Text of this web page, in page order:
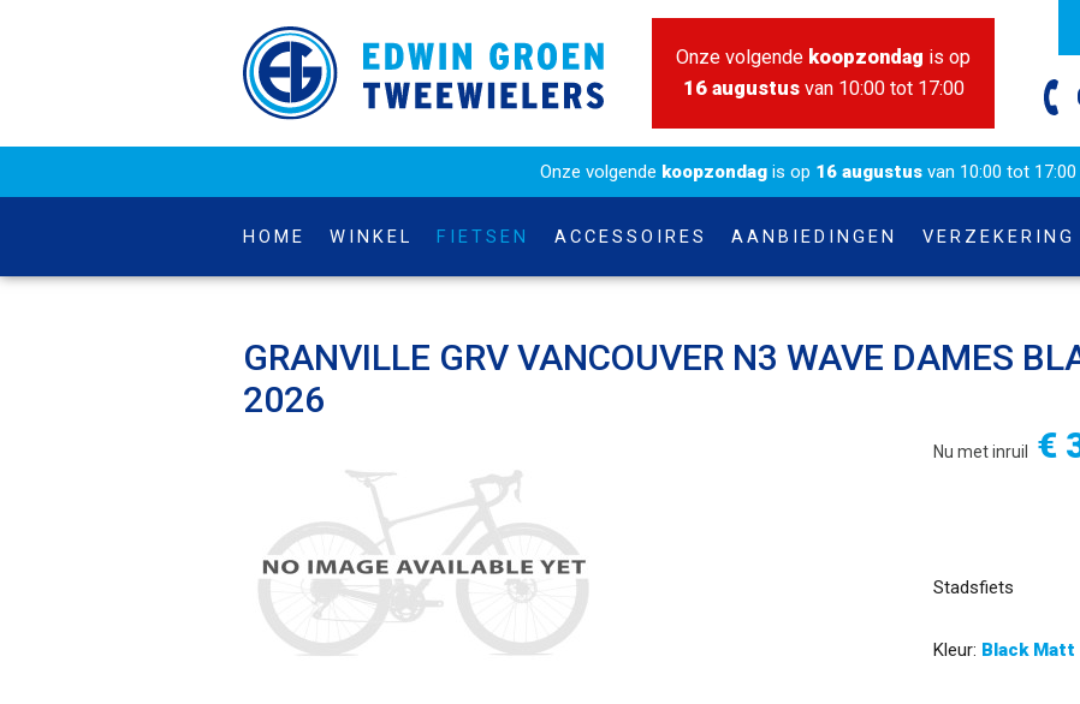
Onze volgende koopzondag is op
16 augustusvan 10:00 tot 17:00
Onze volgende koopzondag is op 16 augustus van 10:00 tot 17:00
HOME WINKEL FIETSEN ACCESSOIRES AANBIEDINGEN VERZEKERING
GRANVILLE GRV VANCOUVER N3 WAVE DAMES
2026
Nu met inruil €
Stadsfiets
Kleur: Black Matt